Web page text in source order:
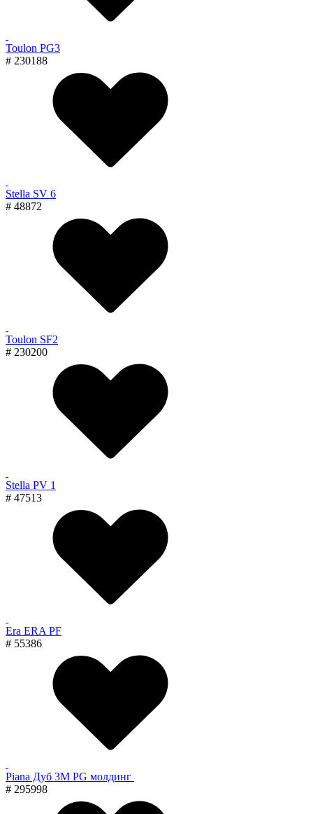
Toulon PG3
# 230188
Stella SV 6
# 48872
Toulon SF2
# 230200
Stella PV 1
# 47513
Era ERA PF
# 55386
Piana Дуб 3M PG молдинг
# 295998